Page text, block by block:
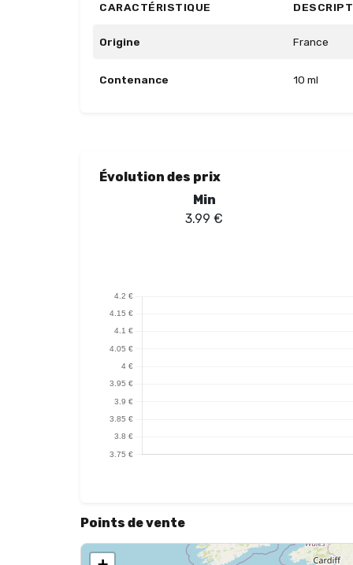
CARACTÉRISTIQUE
Origine France
Contenance 10 ml
Évolution des prix
Min
3.99 €
Points de vente